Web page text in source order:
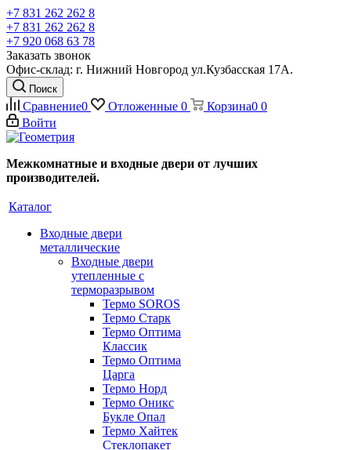
+7 831 262 262 8
+7 831 262 262 8
+7 920 068 63 78
Заказать звонок
Офис-склад: г. Нижний Новгород ул.Кузбасская 17А.
Поиск
Сравнение0 Отложенные 0 Корзина0 0
Войти
Межкомнатные и входные двери от лучших
производителей.
Каталог
Входные двери
металлические
Входные двери
утепленные с
терморазрывом
Термо SOROS
Термо Старк
Термо Оптима
Классик
Термо Оптима
Царга
Термо Норд
Термо Оникс
Букле Опал
Термо Хайтек
Стеклопакет